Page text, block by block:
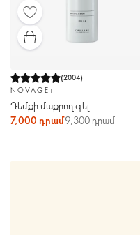
(2004)
NOVAGE+
Դեմքի մաքրող գել
7,000 դրամ9,300 դրամ